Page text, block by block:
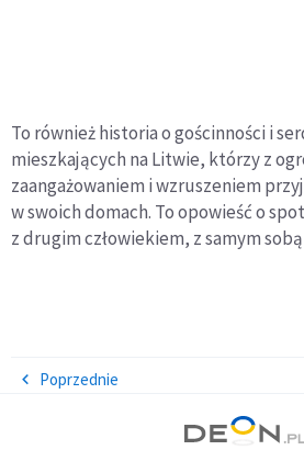
To również historia o gościnności i
mieszkających na Litwie, którzy z
zaangażowaniem i wzruszeniem
w swoich domach. To opowieść o
z drugim człowiekiem, z samym
Poprzednie